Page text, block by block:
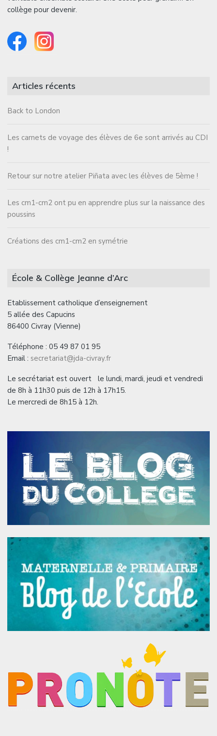
collège pour devenir.
Articles récents
Back to London
Les carnets de voyage des élèves de 6e sont arrivés au CDI
!
Retour sur notre atelier Piñata avec les élèves de 5ème !
Les cm1-cm2 ont pu en apprendre plus sur la naissance des
poussins
Créations des cm1-cm2 en symétrie
École & Collège Jeanne d’Arc
Etablissement catholique d’enseignement
5 allée des Capucins
86400 Civray (Vienne)
Téléphone : 05 49 87 01 95
Email : secretariat@jda-civray.fr
Le secrétariat est ouvert le lundi, mardi, jeudi et vendredi
de 8h à 11h30 puis de 12h à 17h15.
Le mercredi de 8h15 à 12h.